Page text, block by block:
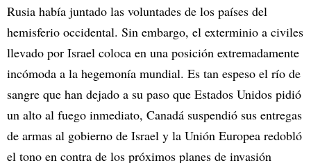
Rusia había juntado las voluntades de los países del
hemisferio occidental. Sin embargo, el exterminio a civiles
llevado por Israel coloca en una posición extremadamente
incómoda a la hegemonía mundial. Es tan espeso el río de
sangre que han dejado a su paso que Estados Unidos pidió
un alto al fuego inmediato, Canadá suspendió sus entregas
de armas al gobierno de Israel y la Unión Europea redobló
el tono en contra de los próximos planes de invasión